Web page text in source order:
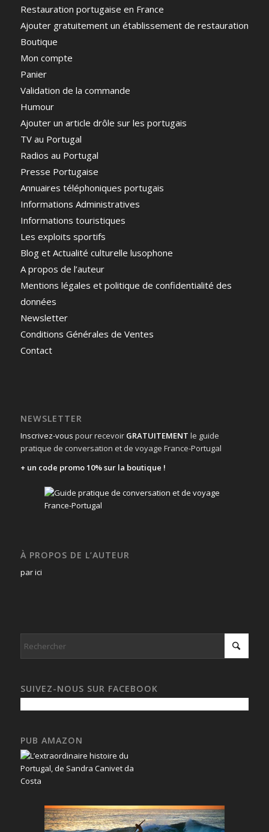
Restauration portugaise en France
Ajouter gratuitement un établissement de restauration
Boutique
Mon compte
Panier
Validation de la commande
Humour
Ajouter un article drôle sur les portugais
TV au Portugal
Radios au Portugal
Presse Portugaise
Annuaires téléphoniques portugais
Informations Administratives
Informations touristiques
Les exploits sportifs
Blog et Actualité culturelle lusophone
A propos de l’auteur
Mentions légales et politique de confidentialité des
données
Newsletter
Conditions Générales de Ventes
Contact
NEWSLETTER
Inscrivez-vous pour recevoir GRATUITEMENT le guide
pratique de conversation et de voyage France-Portugal
+ un code promo 10% sur la boutique !
À PROPOS DE L’AUTEUR
par ici
SUIVEZ-NOUS SUR FACEBOOK
PUB AMAZON